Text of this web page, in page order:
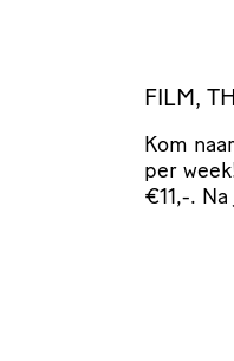
FILM,
Kom
per
€11,-.